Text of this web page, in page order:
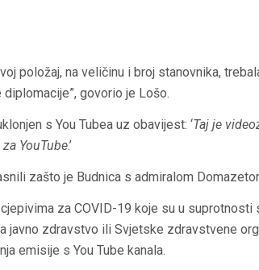
položaj, na veličinu i broj stanovnika,
govorio je Lošo.
s You Tubea uz obavijest: ‘Taj je
YouTube.’
zašto je Budnica s admiralom
cjepivima za COVID-19 koje su u
javno zdravstvo ili Svjetske zdravstvene
emisije s You Tube kanala.